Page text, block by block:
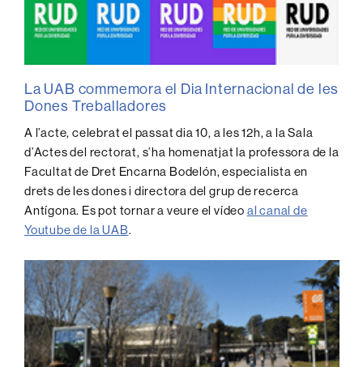
La UAB commemora el Dia Internacional de les
Dones Treballadores
A l’acte, celebrat el passat dia 10, a les 12h, a la Sala
d’Actes del rectorat, s’ha homenatjat la professora de la
Facultat de Dret Encarna Bodelón, especialista en
drets de les dones i directora del grup de recerca
Antígona. Es pot tornar a veure el vídeo al canal de
Youtube de la UAB.